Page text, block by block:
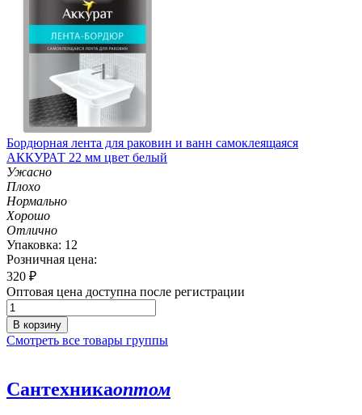
Бордюрная лента для раковин и ванн самоклеящаяся
АККУРАТ 22 мм цвет белый
Ужасно
Плохо
Нормально
Хорошо
Отлично
Упаковка: 12
Розничная цена:
320 ₽
Оптовая цена доступна после регистрации
В корзину
Смотреть все товары группы
Сантехникаоптом